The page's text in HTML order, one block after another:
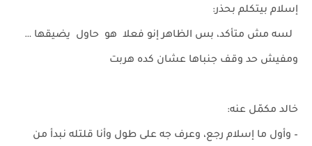
إسلام بيتكلم بحذر:
لسه مش متأكد، بس الظاهر إنو فعلا هو حاول يضيقها …
ومفيش حد وقف جنباها عشان كده هربت
خالد مكمّل عنه:
– وأول ما إسلام رجع، وعرف جه على طول وأنا قلتله نبدأ من